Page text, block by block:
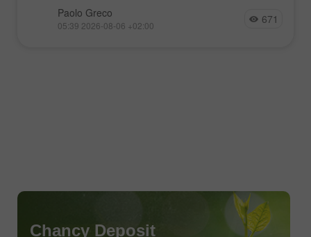
Paolo Greco
05:39 2026-08-06 +02:00 671
Chancy Deposit